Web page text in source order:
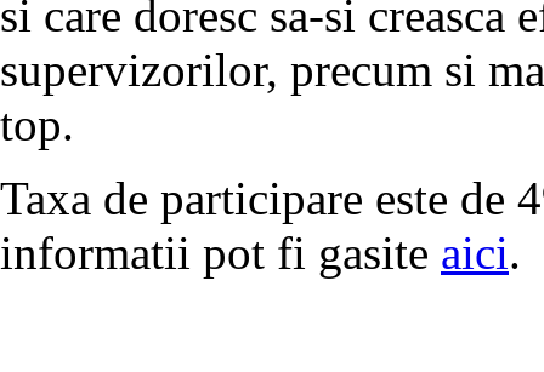
si care doresc sa-si
supervizorilor, precum si
top.
Taxa de participare este de
informatii pot fi gasite aici.